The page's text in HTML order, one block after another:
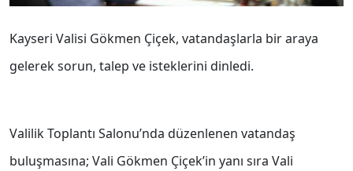
Kayseri Valisi Gökmen Çiçek, vatandaşlarla bir araya
gelerek sorun, talep ve isteklerini dinledi.
Valilik Toplantı Salonu’nda düzenlenen vatandaş
buluşmasına; Vali Gökmen Çiçek’in yanı sıra Vali